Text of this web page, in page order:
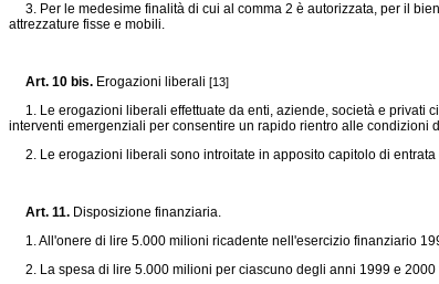
3. Per le medesime finalità di cui al comma 2 è autorizzata, per il
attrezzature fisse e mobili.
Art. 10 bis. Erogazioni liberali [13]
1. Le erogazioni liberali effettuate da enti, aziende, società e privati
interventi emergenziali per consentire un rapido rientro alle condizioni
2. Le erogazioni liberali sono introitate in apposito capitolo di
Art. 11. Disposizione finanziaria.
1. All'onere di lire 5.000 milioni ricadente nell'esercizio finanziario
2. La spesa di lire 5.000 milioni per ciascuno degli anni 1999 e